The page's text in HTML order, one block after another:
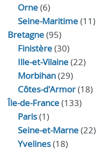
Orne(6)
Seine-Maritime(11)
Bretagne(95)
Finistère(30)
Ille-et-Vilaine(22)
Morbihan(29)
Côtes-d'Armor(18)
Île-de-France(133)
Paris(1)
Seine-et-Marne(22)
Yvelines(18)